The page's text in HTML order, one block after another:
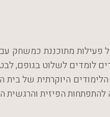
פעילות מתוכננת כמשחק
לומדים לשלוט
הפיזית והרגשית